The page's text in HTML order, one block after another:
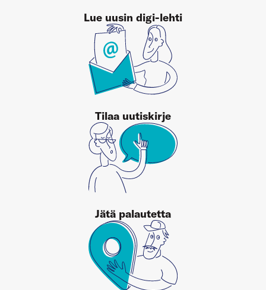
Lue uusin digi-lehti
Tilaa uutiskirje
Jätä palautetta